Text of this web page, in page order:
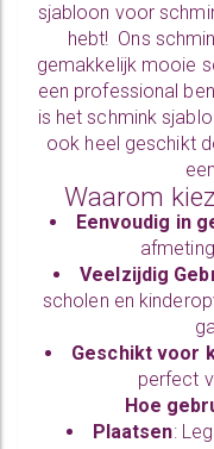
sjabloon voor
hebt! Ons
gemakkelijk mooie
een professional
is het schmink
ook heel geschikt
Waarom
Eenvoudig in
Veelzijdig
scholen en
Geschikt voor
perfect
Hoe
Plaatsen: